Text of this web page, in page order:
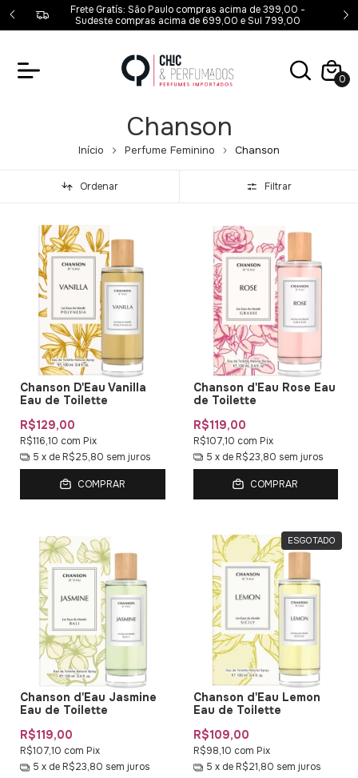
-
Frete Gratís: São Paulo compras acima de 399,00 -
Sudeste compras acima de 699,00 e Sul 799,00
0
Chanson
Início Perfume Feminino Chanson
Ordenar Filtrar
Chanson D'Eau Vanilla
Eau de Toilette
R$129,00
R$116,10 com Pix
5 x de R$25,80 sem juros
COMPRAR
Chanson d'Eau Rose Eau
de Toilette
R$119,00
R$107,10 com Pix
5 x de R$23,80 sem juros
COMPRAR
Chanson d'Eau Jasmine
Eau de Toilette
R$119,00
R$107,10 com Pix
5 x de R$23,80 sem juros
ESGOTADO
Chanson d'Eau Lemon
Eau de Toilette
R$109,00
R$98,10 com Pix
5 x de R$21,80 sem juros